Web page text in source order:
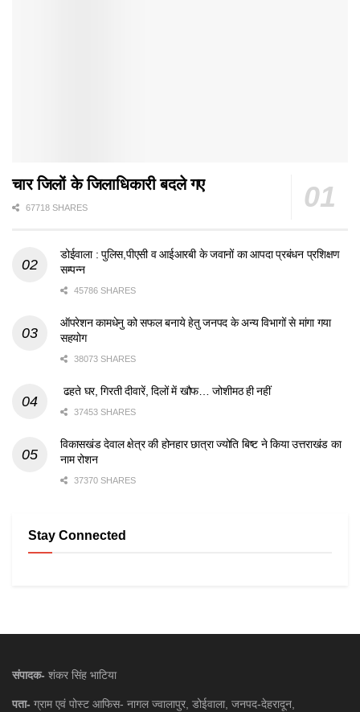
चार जिलों के जिलाधिकारी बदले गए
67718 SHARES
डोईवाला : पुलिस,पीएसी व आईआरबी के जवानों का आपदा प्रबंधन प्रशिक्षण
सम्पन्न
45786 SHARES
ऑपरेशन कामधेनु को सफल बनाये हेतु जनपद के अन्य विभागों से मांगा गया
सहयोग
38073 SHARES
ढहते घर, गिरती दीवारें, दिलों में खौफ… जोशीमठ ही नहीं
37453 SHARES
विकासखंड देवाल क्षेत्र की होनहार छात्रा ज्योति बिष्ट ने किया उत्तराखंड का
नाम रोशन
37370 SHARES
Stay Connected
संपादक- शंकर सिंह भाटिया
पता- ग्राम एवं पोस्ट आफिस- नागल ज्वालापुर, डोईवाला, जनपद-देहरादून,